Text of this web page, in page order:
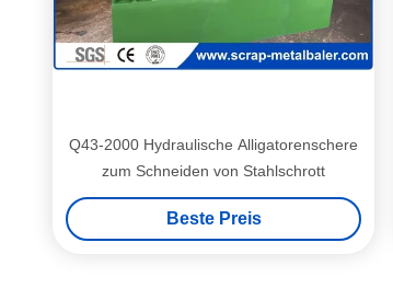
Q43-2000 Hydraulische Alligatorenschere
zum Schneiden von Stahlschrott
Beste Preis